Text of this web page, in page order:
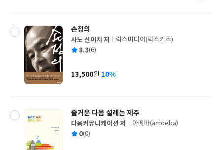
손정의
글
쓴
사노 신이치 저
출
사
럭스미디어(럭스키즈)
평 8.3(6)
가
13,500원 10%
즐거운 다음 설레는 제주
글
쓴
다음커뮤니케이션 저
출
아메바(amoeba)
평 0(0)